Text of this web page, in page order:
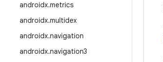
androidx.metrics
androidx.multidex
androidx.navigation
androidx.navigation3